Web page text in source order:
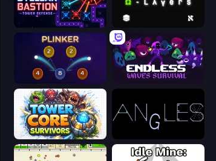
Stellar Bastion Omega Layers
Plinker Endless Waves Survival
Tower Core Survivors